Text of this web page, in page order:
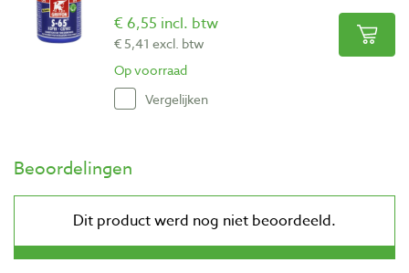
€ 6,55 incl. btw
€ 5,41 excl. btw
Op voorraad
Vergelijken
Beoordelingen